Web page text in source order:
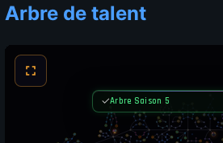
Arbre de talent